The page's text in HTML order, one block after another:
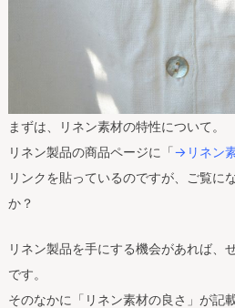
まずは、リネン素材の特性について。
リネン製品の商品ページに「→リネン
リンクを貼っているのですが、ご覧に
か？
リネン製品を手にする機会があれば、
です。
そのなかに「リネン素材の良さ」が記